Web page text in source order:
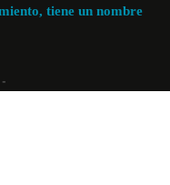
tiene un nombre
-